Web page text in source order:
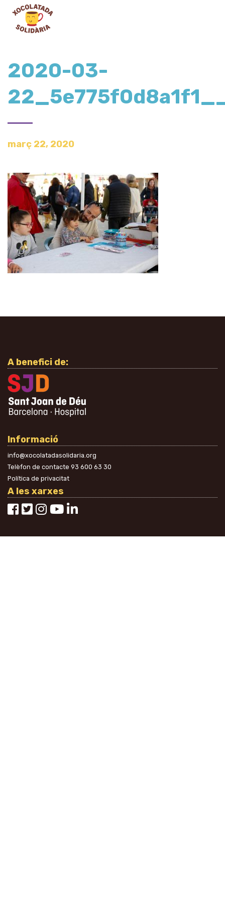
2020-03-
març 22, 2020
A benefici de:
Informació
info@xocolatadasolidaria.org
Telèfon de contacte 93 600 63 30
Política de privacitat
A les xarxes